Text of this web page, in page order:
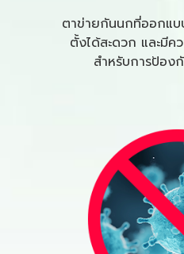
ตาข่ายกันนกที่ออกแบ
ตั้งได้สะดวก และมีค
สำหรับการป้อง